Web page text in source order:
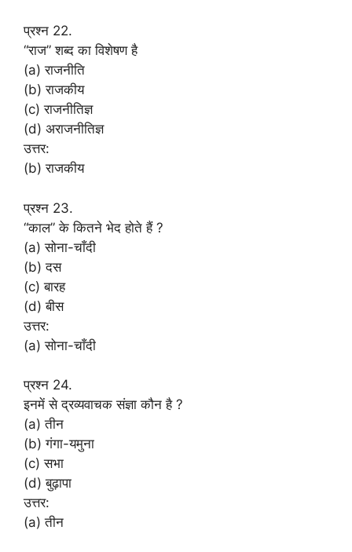
प्रश्न 22.
“राज” शब्द का विशेषण है
(a) राजनीति
(b) राजकीय
(c) राजनीतिज्ञ
(d) अराजनीतिज्ञ
उत्तर:
(b) राजकीय
प्रश्न 23.
“काल” के कितने भेद होते हैं ?
(a) सोना-चाँदी
(b) दस
(c) बारह
(d) बीस
उत्तर:
(a) सोना-चाँदी
प्रश्न 24.
इनमें से द्रव्यवाचक संज्ञा कौन है ?
(a) तीन
(b) गंगा-यमुना
(c) सभा
(d) बुढ़ापा
उत्तर:
(a) तीन